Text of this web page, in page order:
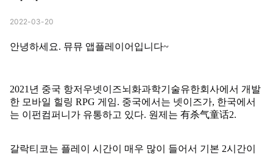
2022-03-20
안녕하세요. 뮤뮤 앱플레이어입니다~
2021년 중국 항저우넷이즈뇌화과학기술유한회사에서 개발
한 모바일 힐링 RPG 게임. 중국에서는 넷이즈가, 한국에서
는 이펀컴퍼니가 유통하고 있다. 원제는 有杀气童话2.
갈락티코는 플레이 시간이 매우 많이 들어서 기본 2시간이